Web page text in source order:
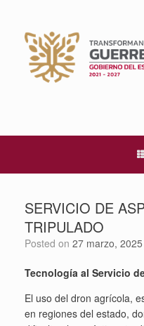
content
SERVICIO DE
TRIPULADO
Posted on 27 marzo, 2025
Tecnología al Servicio
El uso del dron agrícola,
en regiones del estado,